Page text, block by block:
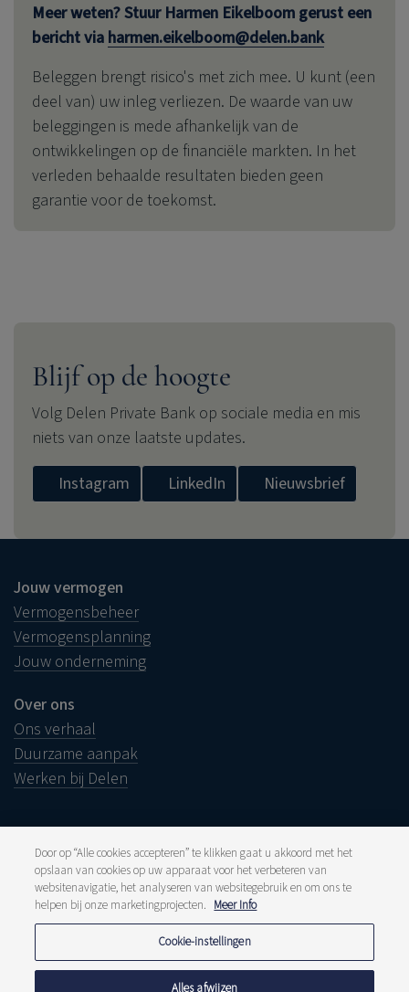
Meer weten? Stuur Harmen Eikelboom gerust een
bericht via harmen.eikelboom@delen.bank
Beleggen brengt risico's met zich mee. U kunt (een
deel van) uw inleg verliezen. De waarde van uw
beleggingen is mede afhankelijk van de
ontwikkelingen op de financiële markten. In het
verleden behaalde resultaten bieden geen
garantie voor de toekomst.
Blijf op de hoogte
Volg Delen Private Bank op sociale media en mis
niets van onze laatste updates.
Instagram
LinkedIn Nieuwsbrief
Jouw vermogen
Vermogensbeheer
Vermogensplanning
Jouw onderneming
Over ons
Ons verhaal
Duurzame aanpak
Werken bij Delen
Juridische info
Disclaimer
Klacht
Klokkenluiders
Tarieven
Door op “Alle cookies accepteren” te klikken gaat u akkoord met het
opslaan van cookies op uw apparaat voor het verbeteren van
websitenavigatie, het analyseren van websitegebruik en om ons te
helpen bij onze marketingprojecten. Meer Info
Cookie-instellingen
Alles afwijzen